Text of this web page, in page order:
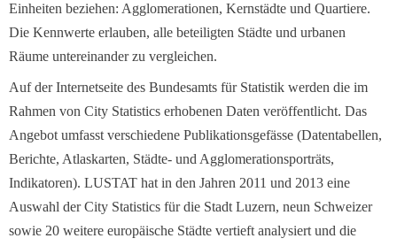
Einheiten beziehen: Agglomerationen, Kernstädte und Quartiere.
Die Kennwerte erlauben, alle beteiligten Städte und urbanen
Räume untereinander zu vergleichen.
Auf der Internetseite des Bundesamts für Statistik werden die im
Rahmen von City Statistics erhobenen Daten veröffentlicht. Das
Angebot umfasst verschiedene Publikationsgefässe (Datentabellen,
Berichte, Atlaskarten, Städte- und Agglomerationsporträts,
Indikatoren). LUSTAT hat in den Jahren 2011 und 2013 eine
Auswahl der City Statistics für die Stadt Luzern, neun Schweizer
sowie 20 weitere europäische Städte vertieft analysiert und die